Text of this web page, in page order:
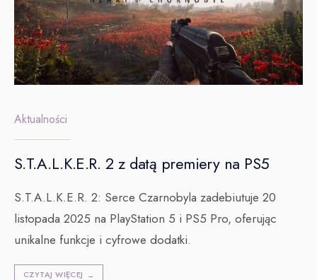
Aktualności
S.T.A.L.K.E.R. 2 z datą premiery na PS5
S.T.A.L.K.E.R. 2: Serce Czarnobyla zadebiutuje 20
listopada 2025 na PlayStation 5 i PS5 Pro, oferując
unikalne funkcje i cyfrowe dodatki.
CZYTAJ WIĘCEJ →